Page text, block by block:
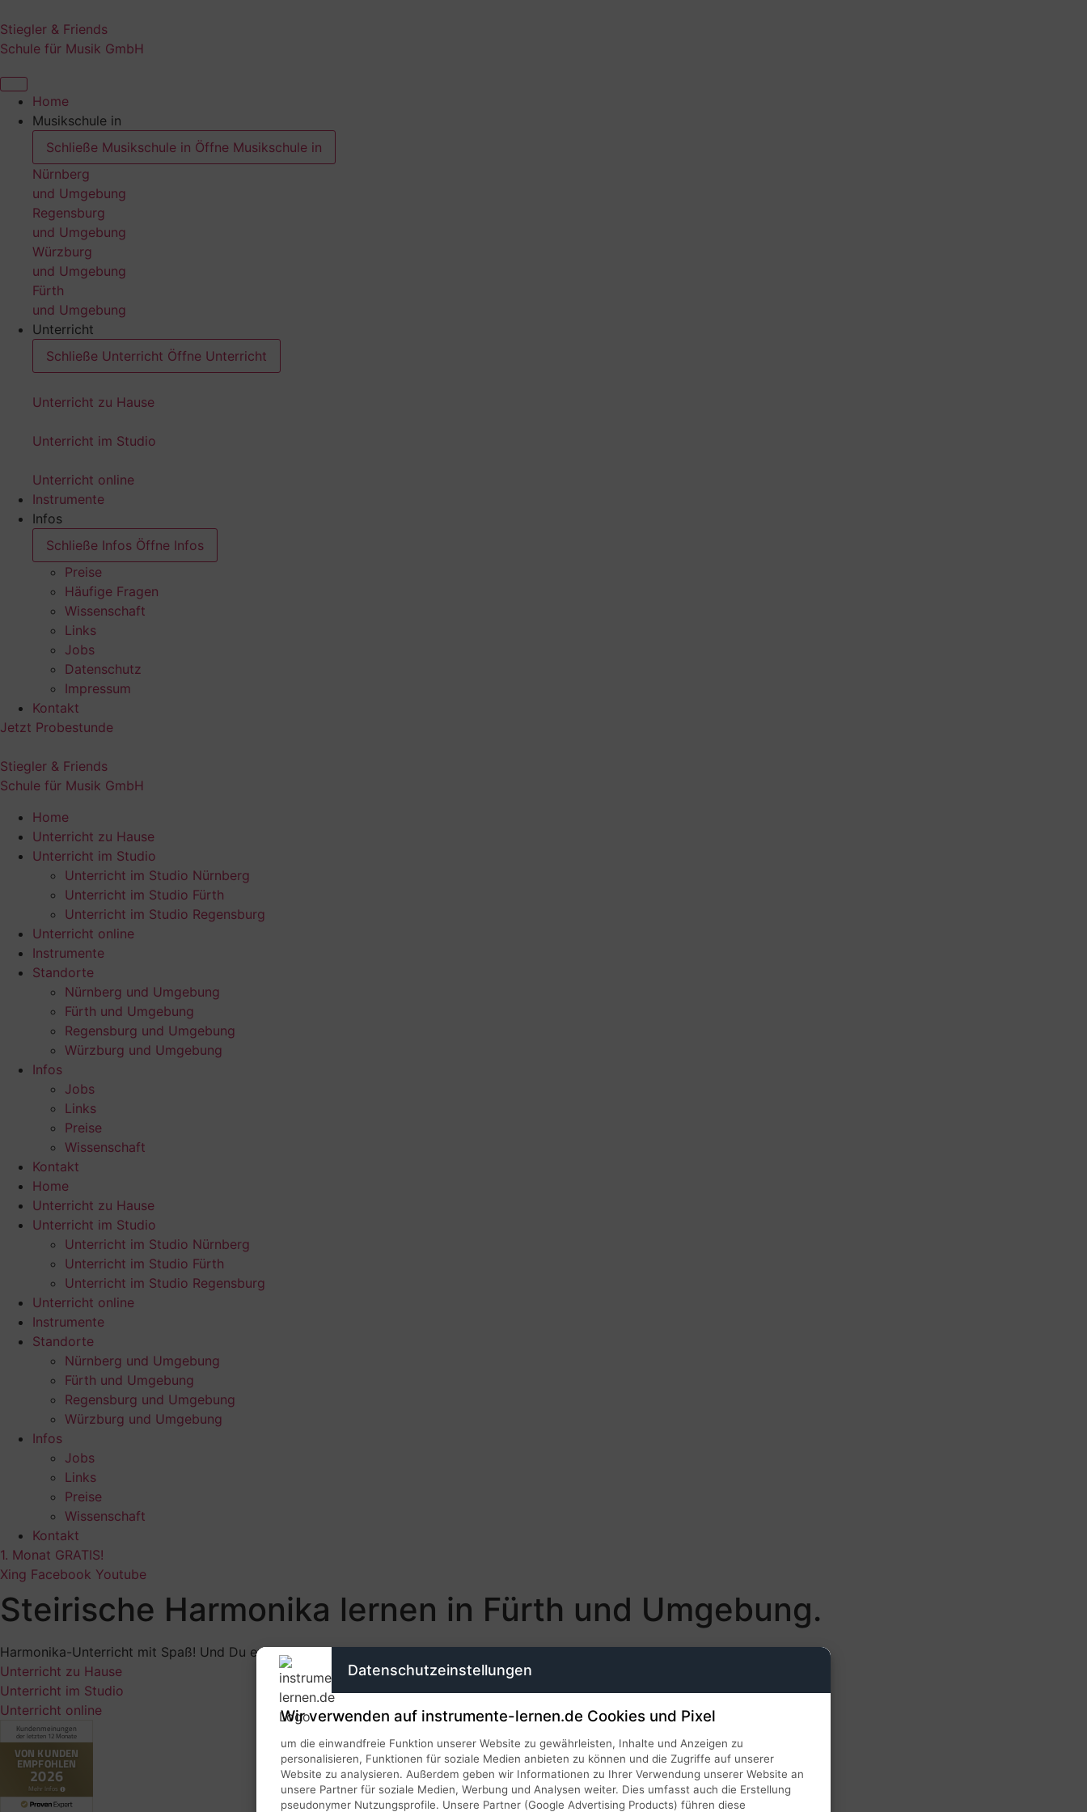
Inhalt
springen
Stiegler & Friends
Schule für Musik GmbH
Home
Musikschule in
Schließe Musikschule in Öffne Musikschule in
Nürnberg
und Umgebung
Regensburg
und Umgebung
Würzburg
und Umgebung
Fürth
und Umgebung
Unterricht
Schließe Unterricht Öffne Unterricht
Unterricht zu Hause
Unterricht im Studio
Unterricht online
Instrumente
Infos
Schließe Infos Öffne Infos
Preise
Häufige Fragen
Wissenschaft
Links
Jobs
Datenschutz
Impressum
Kontakt
Jetzt Probestunde
Stiegler & Friends
Schule für Musik GmbH
Home
Unterricht zu Hause
Unterricht im Studio
Unterricht im Studio Nürnberg
Unterricht im Studio Fürth
Unterricht im Studio Regensburg
Unterricht online
Instrumente
Standorte
Nürnberg und Umgebung
Fürth und Umgebung
Regensburg und Umgebung
Würzburg und Umgebung
Infos
Jobs
Links
Preise
Wissenschaft
Kontakt
Home
Unterricht zu Hause
Unterricht im Studio
Unterricht im Studio Nürnberg
Unterricht im Studio Fürth
Unterricht im Studio Regensburg
Unterricht online
Instrumente
Standorte
Nürnberg und Umgebung
Fürth und Umgebung
Regensburg und Umgebung
Würzburg und Umgebung
Infos
Jobs
Links
Preise
Wissenschaft
Kontakt
1. Monat GRATIS!
Xing Facebook Youtube
Steirische Harmonika lernen in Fürth und Umgebung.
Harmonika-Unterricht mit Spaß! Und Du entscheidest: Wo! Zu Hause, im Studio oder online.
Unterricht zu Hause
Unterricht im Studio
Unterricht online
Datenschutzeinstellungen
Wir verwenden auf instrumente-lernen.de Cookies und Pixel
um die einwandfreie Funktion unserer Website zu gewährleisten, Inhalte und Anzeigen zu
personalisieren, Funktionen für soziale Medien anbieten zu können und die Zugriffe auf unserer
Website zu analysieren. Außerdem geben wir Informationen zu Ihrer Verwendung unserer Website an
unsere Partner für soziale Medien, Werbung und Analysen weiter. Dies umfasst auch die Erstellung
pseudonymer Nutzungsprofile. Unsere Partner (Google Advertising Products) führen diese